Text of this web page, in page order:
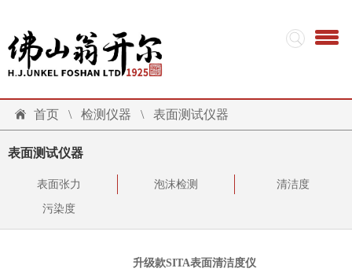
首页 \ 检测仪器 \ 表面测试仪器
表面测试仪器
表面张力 泡沫检测 清洁度
污染度
升级款SITA表面清洁度仪